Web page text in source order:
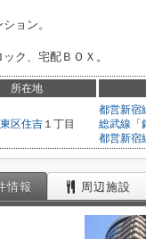
ョン。
ク、宅配ＢＯＸ。
所在地
区住吉 １丁目
都営新宿
総武線 「
都営新宿
情報 周辺施設